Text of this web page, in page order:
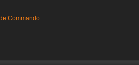
Commando